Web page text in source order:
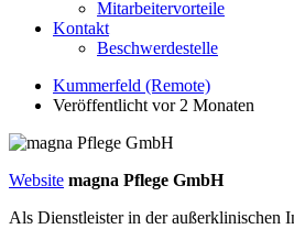
Mitarbeitervorteile
Kontakt
Beschwerdestelle
Kummerfeld (Remote)
Veröffentlicht vor 2 Monaten
Website magna Pflege GmbH
Als Dienstleister in der außerklinischen